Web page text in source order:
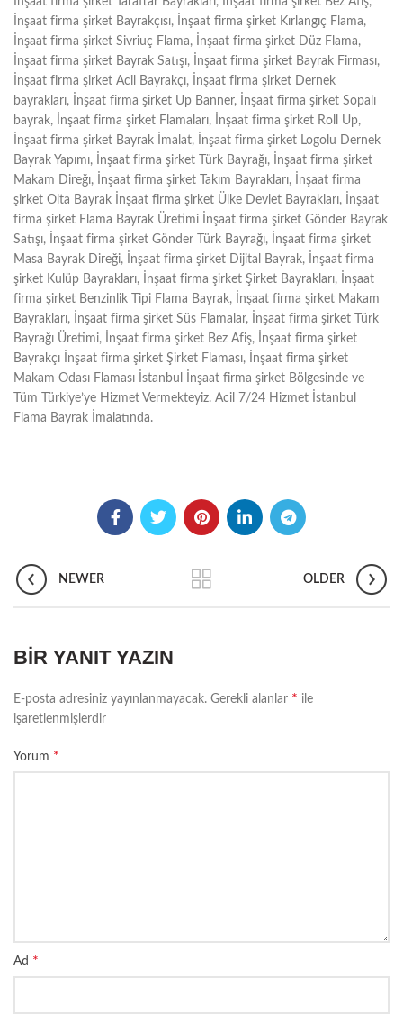
İnşaat firma şirket Bayrakçısı, İnşaat firma şirket Kırlangıç Flama,
İnşaat firma şirket Sivriuç Flama, İnşaat firma şirket Düz Flama,
İnşaat firma şirket Bayrak Satışı, İnşaat firma şirket Bayrak Firması,
İnşaat firma şirket Acil Bayrakçı, İnşaat firma şirket Dernek
bayrakları, İnşaat firma şirket Up Banner, İnşaat firma şirket Sopalı
bayrak, İnşaat firma şirket Flamaları, İnşaat firma şirket Roll Up,
İnşaat firma şirket Bayrak İmalat, İnşaat firma şirket Logolu Dernek
Bayrak Yapımı, İnşaat firma şirket Türk Bayrağı, İnşaat firma şirket
Makam Direğı, İnşaat firma şirket Takım Bayrakları, İnşaat firma
şirket Olta Bayrak İnşaat firma şirket Ülke Devlet Bayrakları, İnşaat
firma şirket Flama Bayrak Üretimi İnşaat firma şirket Gönder Bayrak
Satışı, İnşaat firma şirket Gönder Türk Bayrağı, İnşaat firma şirket
Masa Bayrak Direği, İnşaat firma şirket Dijital Bayrak, İnşaat firma
şirket Kulüp Bayrakları, İnşaat firma şirket Şirket Bayrakları, İnşaat
firma şirket Benzinlik Tipi Flama Bayrak, İnşaat firma şirket Makam
Bayrakları, İnşaat firma şirket Süs Flamalar, İnşaat firma şirket Türk
Bayrağı Üretimi, İnşaat firma şirket Bez Afiş, İnşaat firma şirket
Bayrakçı İnşaat firma şirket Şirket Flaması, İnşaat firma şirket
Makam Odası Flaması İstanbul İnşaat firma şirket Bölgesinde ve
Tüm Türkiye’ye Hizmet Vermekteyiz. Acil 7/24 Hizmet İstanbul
Flama Bayrak İmalatında.
NEWER OLDER
BIR YANIT YAZIN
E-posta adresiniz yayınlanmayacak. Gerekli alanlar * ile
işaretlenmişlerdir
Yorum *
Ad *